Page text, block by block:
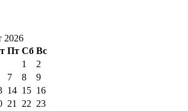
2026
Пт Сб Вс
1
2
7 8
9
14 15 16
21 22 23